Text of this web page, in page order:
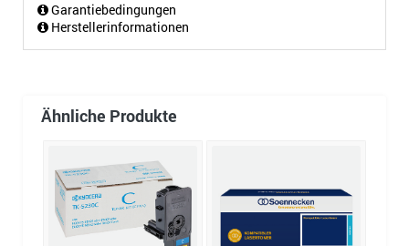
Garantiebedingungen
Herstellerinformationen
Ähnliche Produkte